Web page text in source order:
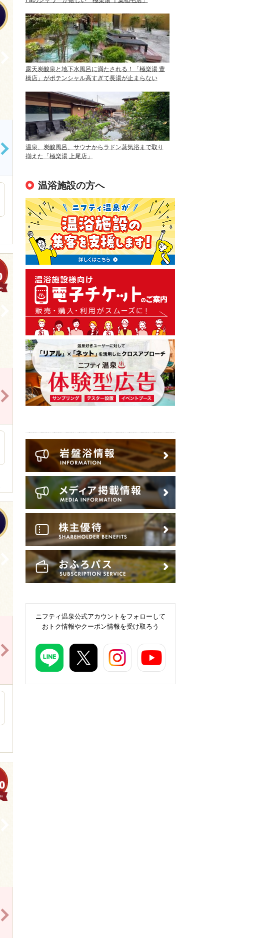
>
>
露天炭酸泉と地下水風呂に満たされる！「極楽湯 豊
橋店」がポテンシャル高すぎて長湯が止まらない
温泉、炭酸風呂、サウナからラドン蒸気浴まで取り
揃えた「極楽湯 上尾店」
温浴施設の方へ
ニフティ温泉を使って手軽に
ニフティ温泉公式アカウントをフォローして
おトク情報やクーポン情報を受け取ろう